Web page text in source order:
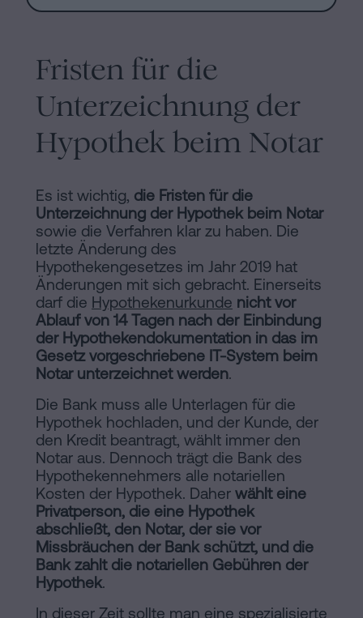
Fristen für die
Unterzeichnung der
Hypothek beim Notar
Es ist wichtig, die Fristen für die
Unterzeichnung der Hypothek beim Notar
sowie die Verfahren klar zu haben. Die
letzte Änderung des
Hypothekengesetzes im Jahr 2019 hat
Änderungen mit sich gebracht. Einerseits
darf die Hypothekenurkunde nicht vor
Ablauf von 14 Tagen nach der Einbindung
der Hypothekendokumentation in das im
Gesetz vorgeschriebene IT-System beim
Notar unterzeichnet werden.
Die Bank muss alle Unterlagen für die
Hypothek hochladen, und der Kunde, der
den Kredit beantragt, wählt immer den
Notar aus. Dennoch trägt die Bank des
Hypothekennehmers alle notariellen
Kosten der Hypothek. Daher wählt eine
Privatperson, die eine Hypothek
abschließt, den Notar, der sie vor
Missbräuchen der Bank schützt, und die
Bank zahlt die notariellen Gebühren der
Hypothek.
In dieser Zeit sollte man eine spezialisierte